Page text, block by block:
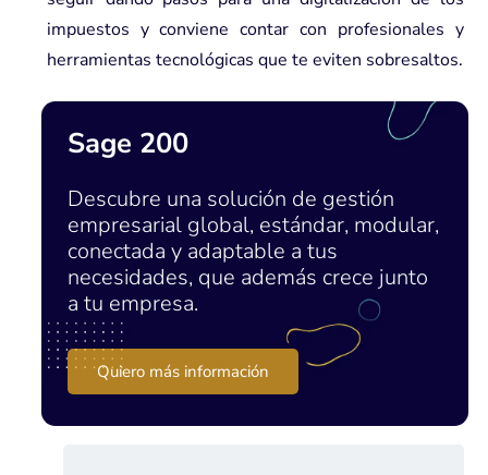
impuestos y conviene contar con profesionales y
herramientas tecnológicas que te eviten sobresaltos.
Sage 200
Descubre una solución de gestión
empresarial global, estándar, modular,
conectada y adaptable a tus
necesidades, que además crece junto
a tu empresa.
Quiero más información